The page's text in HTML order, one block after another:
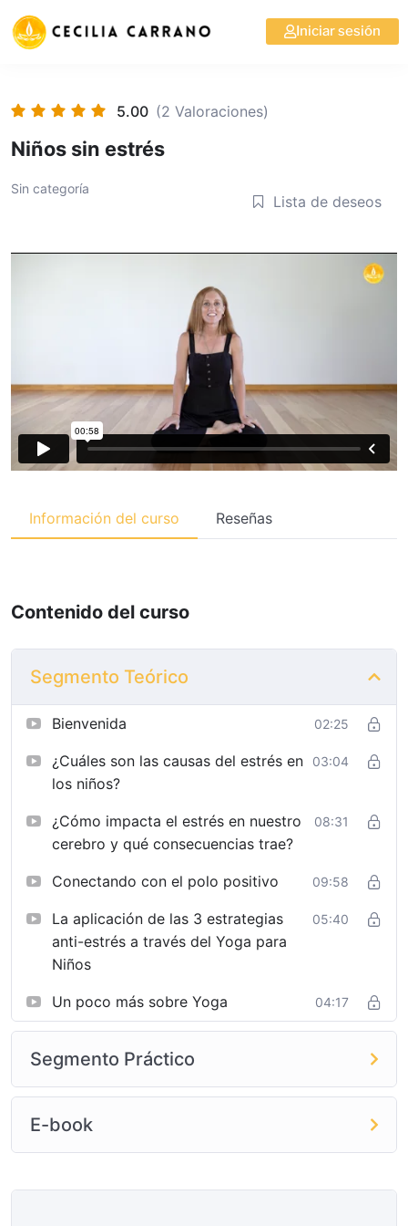
Iniciar sesión
5.00 (2 Valoraciones)
Niños sin estrés
Sin categoría
Lista de deseos
Información del curso Reseñas
Contenido del curso
Segmento Teórico
Bienvenida 02:25
¿Cuáles son las causas del estrés en
los niños?
03:04
¿Cómo impacta el estrés en nuestro
cerebro y qué consecuencias trae?
08:31
Conectando con el polo positivo 09:58
La aplicación de las 3 estrategias
anti-estrés a través del Yoga para
Niños
05:40
Un poco más sobre Yoga 04:17
Segmento Práctico
E-book